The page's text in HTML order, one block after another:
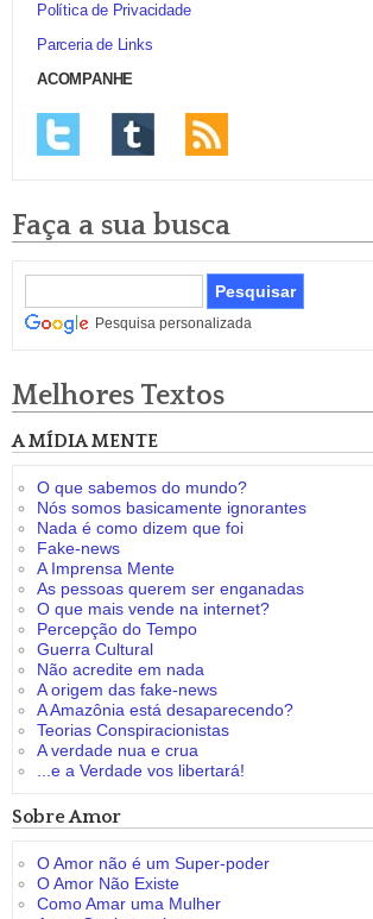
Política de Privacidade
Parceria de Links
ACOMPANHE
Faça a sua busca
Pesquisa personalizada
Melhores Textos
A MÍDIA MENTE
O que sabemos do mundo?
Nós somos basicamente ignorantes
Nada é como dizem que foi
Fake-news
A Imprensa Mente
As pessoas querem ser enganadas
O que mais vende na internet?
Percepção do Tempo
Guerra Cultural
Não acredite em nada
A origem das fake-news
A Amazônia está desaparecendo?
Teorias Conspiracionistas
A verdade nua e crua
...e a Verdade vos libertará!
Sobre Amor
O Amor não é um Super-poder
O Amor Não Existe
Como Amar uma Mulher